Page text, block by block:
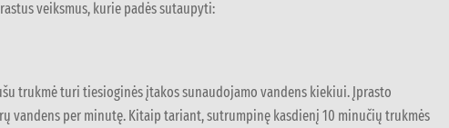
veiksmus, kurie padės sutaupyti:
trukmė turi tiesioginės įtakos sunaudojamo vandens kiekiui. Įprasto
vandens per minutę. Kitaip tariant, sutrumpinę kasdienį 10 minučių trukmės